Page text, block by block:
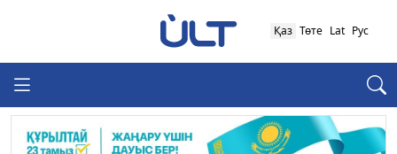
Қаз Төте Lat Рус